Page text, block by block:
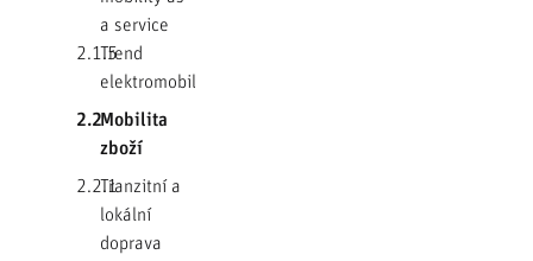
a service
2.1.5Trend
elektromobility
2.2Mobilita
zboží
2.2.1Tranzitní a
lokální
doprava